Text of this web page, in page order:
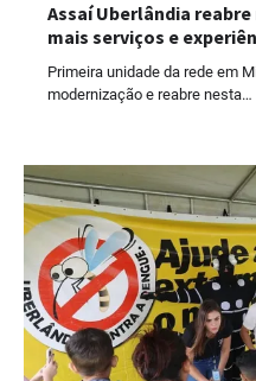
Assaí Uberlândia
mais serviços e
Primeira unidade da rede em
modernização e reabre nesta…